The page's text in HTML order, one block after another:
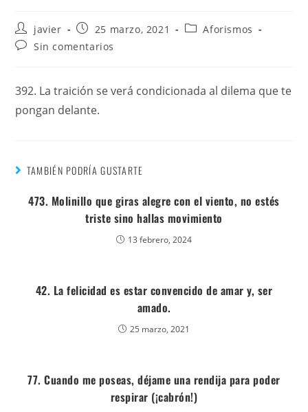
javier 25 marzo, 2021
Aforismos
Sin comentarios
392. La traición se verá condicionada al dilema que te
pongan delante.
TAMBIÉN PODRÍA GUSTARTE
473. Molinillo que giras alegre con el viento, no estés
triste sino hallas movimiento
13 febrero, 2024
42. La felicidad es estar convencido de amar y, ser
amado.
25 marzo, 2021
77. Cuando me poseas, déjame una rendija para poder
respirar (¡cabrón!)